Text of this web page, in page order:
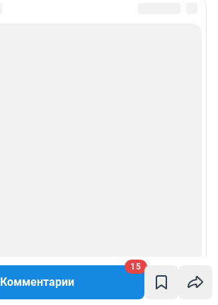
Комментарии
15